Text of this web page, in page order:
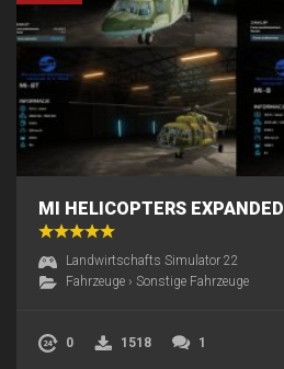
MI HELICOPTERS EXPANDED
Landwirtschafts Simulator 22
Fahrzeuge › Sonstige Fahrzeuge
0 1518 1